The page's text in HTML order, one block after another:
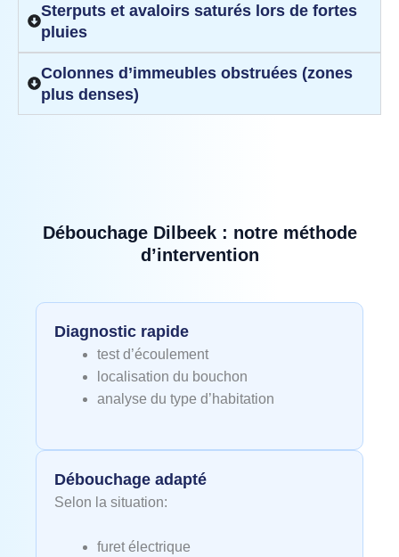
Sterputs et avaloirs saturés lors de fortes
pluies
Colonnes d’immeubles obstruées (zones
plus denses)
Débouchage Dilbeek : notre méthode
d’intervention
Diagnostic rapide
test d’écoulement
localisation du bouchon
analyse du type d’habitation
Débouchage adapté
Selon la situation:
furet électrique